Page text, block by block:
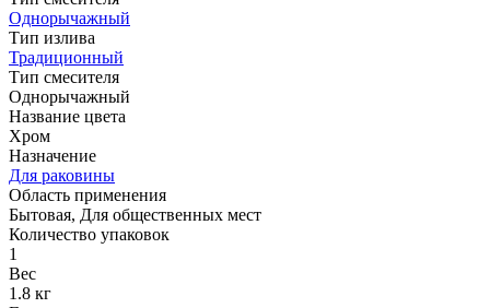
Однорычажный
Тип излива
Традиционный
Тип смесителя
Однорычажный
Название цвета
Хром
Назначение
Для раковины
Область применения
Бытовая, Для общественных мест
Количество упаковок
1
Вес
1.8 кг